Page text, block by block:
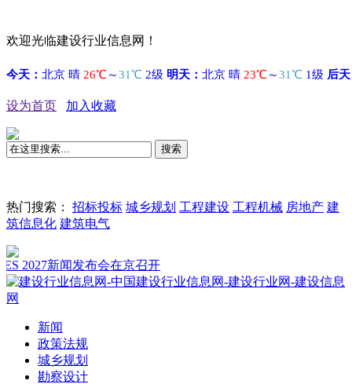
欢迎光临建设行业信息网！
设为首页 加入收藏
搜索
热门搜索： 招标投标 城乡规划 工程建设 工程机械 房地产 建
筑信息化 建筑电气
发布会在京召开
新闻
政策法规
城乡规划
勘察设计